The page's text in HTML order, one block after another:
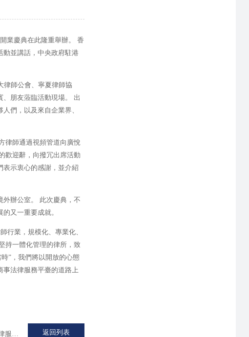
業慶典在此隆重舉辦。 香
動並講話，中央政府駐港
律師公會、寧夏律師協
朋友蒞臨活動現場。 出
們，以及來自企業界、
律師通過視頻管道向廣悅
歡迎辭，向撥冗出席活動
表示衷心的感謝，並介紹
外辦公室。 此次慶典，不
又一重要成就。
行業，規模化、專業化、
持一體化管理的律所，致
”，我們將以開放的心態
法律服務平臺的道路上
返回列表
樑